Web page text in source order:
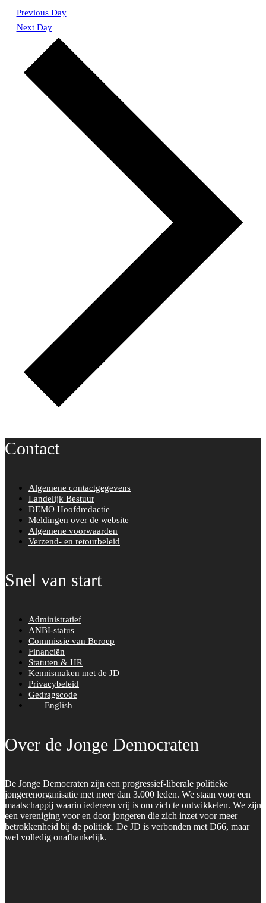
Previous Day
Next Day
Contact
Algemene contactgegevens
Landelijk Bestuur
DEMO Hoofdredactie
Meldingen over de website
Algemene voorwaarden
Verzend- en retourbeleid
Snel van start
Administratief
ANBI-status
Commissie van Beroep
Financiën
Statuten & HR
Kennismaken met de JD
Privacybeleid
Gedragscode
English
Over de Jonge Democraten
De Jonge Democraten zijn een progressief-liberale politieke
jongerenorganisatie met meer dan 3.000 leden. We staan voor een
maatschappij waarin iedereen vrij is om zich te ontwikkelen. We zijn
een vereniging voor en door jongeren die zich inzet voor meer
betrokkenheid bij de politiek. De JD is verbonden met D66, maar
wel volledig onafhankelijk.